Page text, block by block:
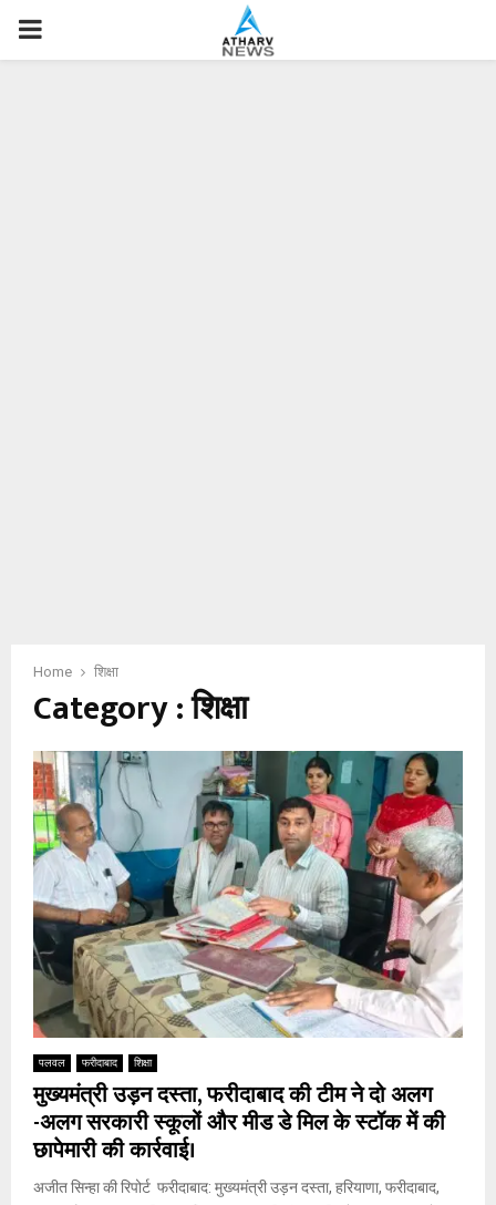
P
Home शिक्षा
Category : शिक्षा
पलवल फरीदाबाद शिक्षा
मुख्यमंत्री उड़न दस्ता, फरीदाबाद की टीम ने दो अलग
-अलग सरकारी स्कूलों और मीड डे मिल के स्टॉक में की
छापेमारी की कार्रवाई।
अजीत सिन्हा की रिपोर्ट फरीदाबाद: मुख्यमंत्री उड़न दस्ता, हरियाणा, फरीदाबाद,